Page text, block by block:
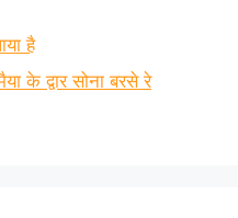
है
के द्वार सोना बरसे रे